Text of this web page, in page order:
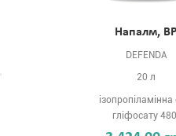
Напалм,
DEFENDA
20 л
ізопропіламінна
гліфосату